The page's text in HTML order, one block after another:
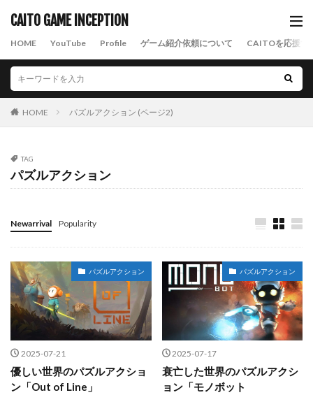
CAITO GAME INCEPTION
HOME YouTube Profile ゲーム紹介依頼について CAITOを応援す
HOME パズルアクション (ページ2)
TAG
パズルアクション
Newarrival Popularity
パズルアクション
2025-07-21
優しい世界のパズルアクショ
ン「Out of Line」
パズルアクション
2025-07-17
衰亡した世界のパズルアクシ
ョン「モノボット